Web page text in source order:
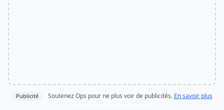
Publicité Soutenez Ops pour ne plus voir de publicités. En savoir plus